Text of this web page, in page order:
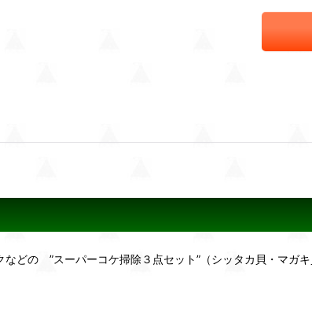
などの ”スーパーコケ掃除３点セット”（シッタカ貝・マガ